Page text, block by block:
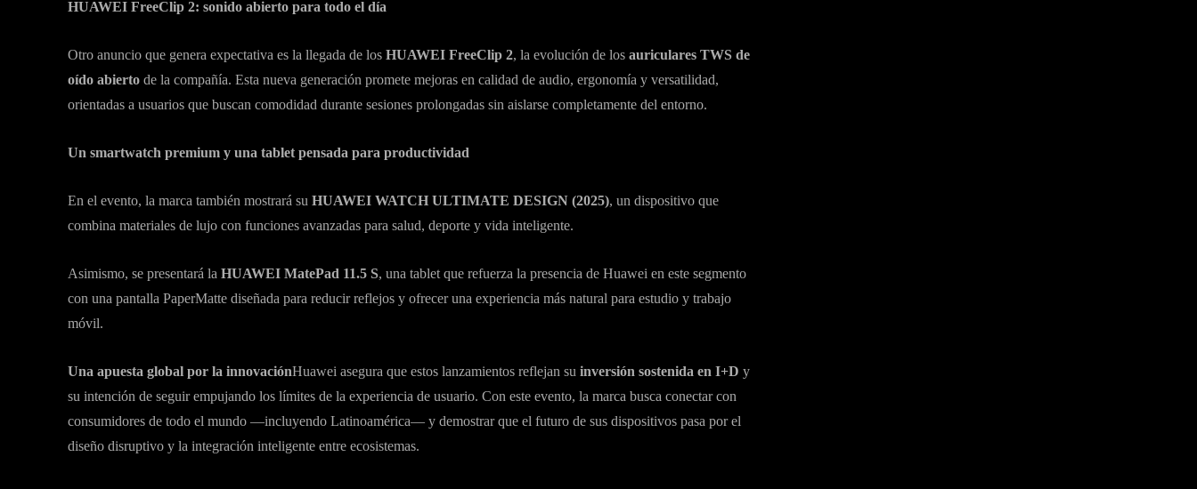
HUAWEI FreeClip 2: sonido abierto para todo el día
Otro anuncio que genera expectativa es la llegada de los HUAWEI FreeClip 2, la evolución de los auriculares TWS de
oído abierto de la compañía. Esta nueva generación promete mejoras en calidad de audio, ergonomía y versatilidad,
orientadas a usuarios que buscan comodidad durante sesiones prolongadas sin aislarse completamente del entorno.
Un smartwatch premium y una tablet pensada para productividad
En el evento, la marca también mostrará su HUAWEI WATCH ULTIMATE DESIGN (2025), un dispositivo que
combina materiales de lujo con funciones avanzadas para salud, deporte y vida inteligente.
Asimismo, se presentará la HUAWEI MatePad 11.5 S, una tablet que refuerza la presencia de Huawei en este segmento
con una pantalla PaperMatte diseñada para reducir reflejos y ofrecer una experiencia más natural para estudio y trabajo
móvil.
Una apuesta global por la innovaciónHuawei asegura que estos lanzamientos reflejan su inversión sostenida en I+D y
su intención de seguir empujando los límites de la experiencia de usuario. Con este evento, la marca busca conectar con
consumidores de todo el mundo —incluyendo Latinoamérica— y demostrar que el futuro de sus dispositivos pasa por el
diseño disruptivo y la integración inteligente entre ecosistemas.